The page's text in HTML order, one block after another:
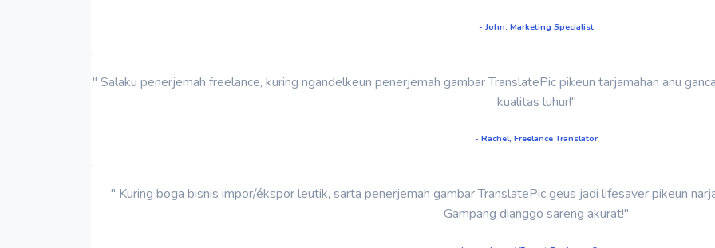
- John, Marketing Specialist
" Salaku penerjemah freelance, kuring ngandelkeun penerjemah gambar TranslatePic pikeun tarjamahan anu
kualitas luhur!"
- Rachel, Freelance Translator
" Kuring boga bisnis impor/ékspor leutik, sarta penerjemah gambar TranslatePic geus jadi lifesaver pikeun
Gampang dianggo sareng akurat!"